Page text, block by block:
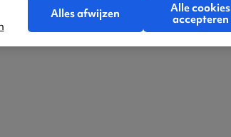
Alles afwijzen
Alle cookies
accepteren